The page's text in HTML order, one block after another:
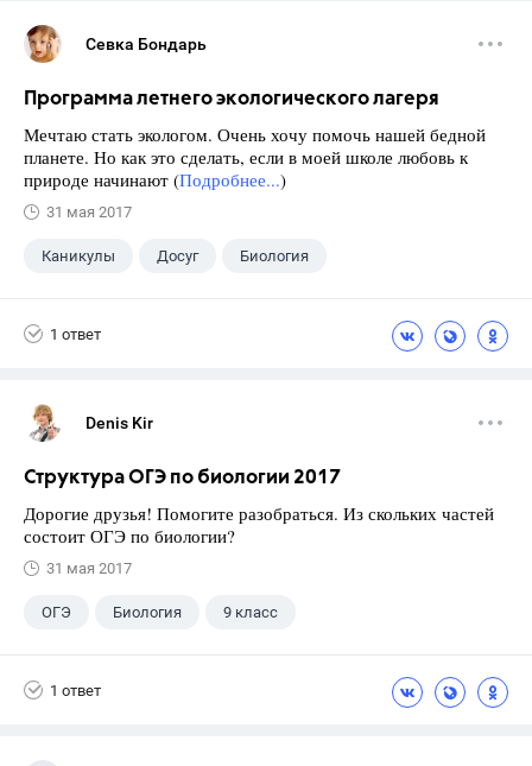
Севка Бондарь
Программа летнего экологического лагеря
Мечтаю стать экологом. Очень хочу помочь нашей бедной
планете. Но как это сделать, если в моей школе любовь к
природе начинают (Подробнее...)
31 мая 2017
Каникулы Досуг Биология
1 ответ
Denis Kir
Структура ОГЭ по биологии 2017
Дорогие друзья! Помогите разобраться. Из скольких частей
состоит ОГЭ по биологии?
31 мая 2017
ОГЭ Биология 9 класс
1 ответ